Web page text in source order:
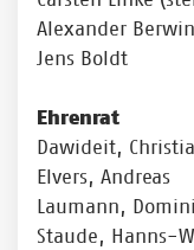
Alexander
Jens Boldt
Ehrenrat
Dawideit,
Elvers, Andreas
Laumann,
Staude, Hanns-